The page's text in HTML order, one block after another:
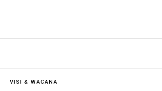
VISI & WACANA